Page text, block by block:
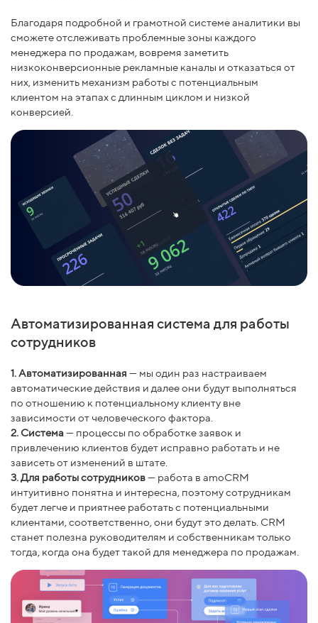
Благодаря подробной и грамотной системе аналитики вы
сможете отслеживать проблемные зоны каждого
менеджера по продажам, вовремя заметить
низкоконверсионные рекламные каналы и отказаться от
них, изменить механизм работы с потенциальным
клиентом на этапах с длинным циклом и низкой
конверсией.
Автоматизированная система для работы
сотрудников
1. Автоматизированная — мы один раз настраиваем
автоматические действия и далее они будут выполняться
по отношению к потенциальному клиенту вне
зависимости от человеческого фактора.
2. Система— процессы по обработке заявок и
привлечению клиентов будет исправно работать и не
зависеть от изменений в штате.
3. Для работы сотрудников— работа в amoCRM
интуитивно понятна и интересна, поэтому сотрудникам
будет легче и приятнее работать с потенциальными
клиентами, соответственно, они будут это делать. CRM
станет полезна руководителям и собственникам только
тогда, когда она будет такой для менеджера по продажам.